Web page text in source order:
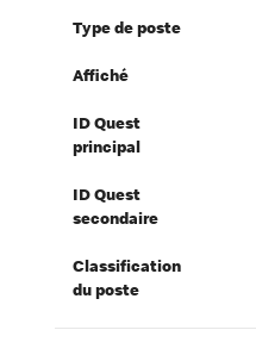
Type de poste
Affiché
ID Quest
principal
ID Quest
secondaire
Classification
du poste